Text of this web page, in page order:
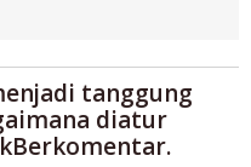
tanggung
diatur